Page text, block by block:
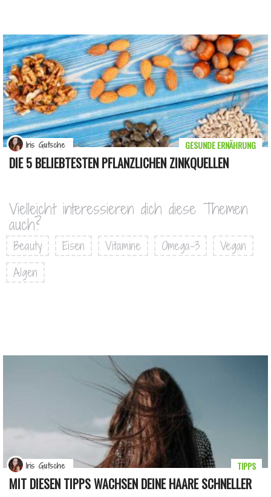
DIE 5 BELIEBTESTEN PFLANZLICHEN ZINKQUELLEN
GESUNDE ERNÄHRUNG
Iris Gutsche
Vielleicht interessieren dich diese Themen
auch?
Beauty Eisen Vitamine Omega-3
Vegan
Algen
MIT DIESEN TIPPS WACHSEN DEINE HAARE SCHNELLER
TIPPS
Iris Gutsche